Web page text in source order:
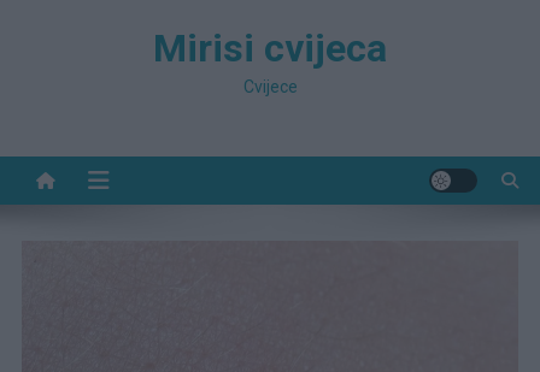
Mirisi cvijeca
Cvijece